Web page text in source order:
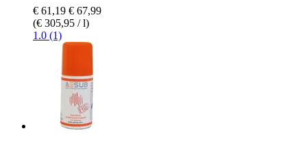
€ 61,19 € 67,99
(€ 305,95 / l)
1.0 (1)